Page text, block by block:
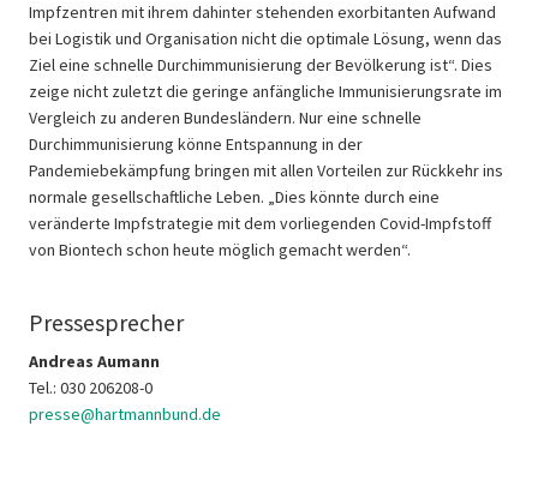
Impfzentren mit ihrem dahinter stehenden exorbitanten Aufwand
bei Logistik und Organisation nicht die optimale Lösung, wenn das
Ziel eine schnelle Durchimmunisierung der Bevölkerung ist“. Dies
zeige nicht zuletzt die geringe anfängliche Immunisierungsrate im
Vergleich zu anderen Bundesländern. Nur eine schnelle
Durchimmunisierung könne Entspannung in der
Pandemiebekämpfung bringen mit allen Vorteilen zur Rückkehr ins
normale gesellschaftliche Leben. „Dies könnte durch eine
veränderte Impfstrategie mit dem vorliegenden Covid-Impfstoff
von Biontech schon heute möglich gemacht werden“.
Pressesprecher
Andreas Aumann
Tel.: 030 206208-0
presse@hartmannbund.de